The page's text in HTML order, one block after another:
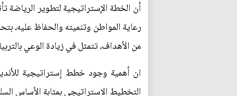
أن الخطة الإستراتيجية لتطوير الرياضة
رعاية المواطن وتنميته والحفاظ عليه،
من الأهداف، تتمثل في زيادة الوعي
ان أهمية وجود خطط إستراتيجية
التخطيط الاستراتيجي بمثابة الأساس